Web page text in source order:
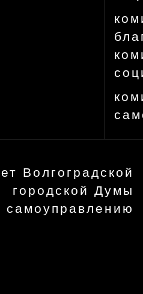
Волгоградской
городской Думы
самоуправлению